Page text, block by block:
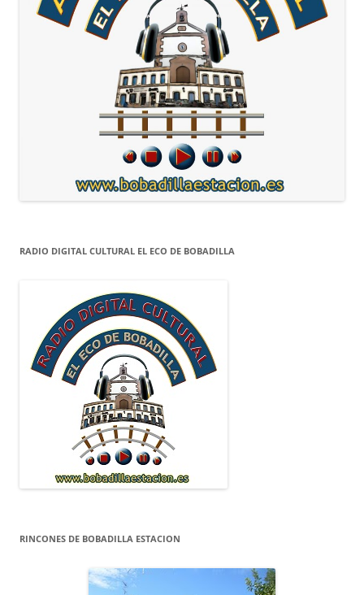
RADIO DIGITAL CULTURAL EL ECO DE BOBADILLA
RINCONES DE BOBADILLA ESTACION